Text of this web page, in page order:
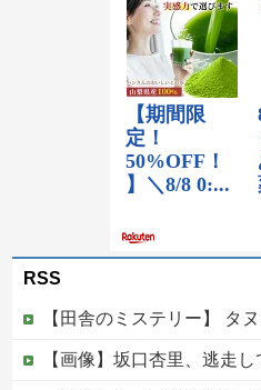
RSS
【田舎のミステリー】 タヌキが
【画像】坂口杏里、逃走してウ